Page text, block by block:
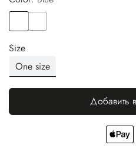
Size
One size
Добавить